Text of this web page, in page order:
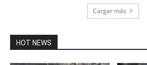
Cargar más
HOT NEWS